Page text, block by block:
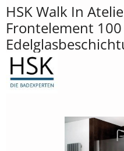
HSK Walk In
Frontelement